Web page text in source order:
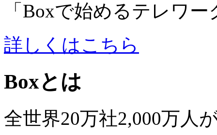
「Boxで始めるテレワ
詳しくはこちら
Boxとは
全世界20万社2,000万人